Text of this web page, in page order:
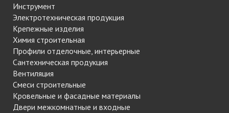
Инструмент
Электротехническая продукция
Крепежные изделия
Химия строительная
Профили отделочные, интерьерные
Сантехническая продукция
Вентиляция
Смеси строительные
Кровельные и фасадные материалы
Двери межкомнатные и входные